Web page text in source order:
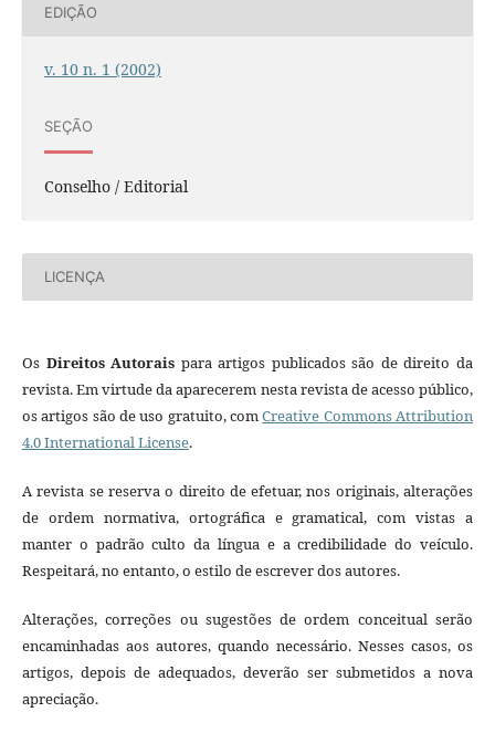
EDIÇÃO
v. 10 n. 1 (2002)
SEÇÃO
Conselho / Editorial
LICENÇA
Os Direitos Autorais para artigos publicados são de direito da
revista. Em virtude da aparecerem nesta revista de acesso público,
os artigos são de uso gratuito, comCreative Commons Attribution
4.0 International License.
A revista se reserva o direito de efetuar, nos originais, alterações
de ordem normativa, ortográfica e gramatical, com vistas a
manter o padrão culto da língua e a credibilidade do veículo.
Respeitará, no entanto, o estilo de escrever dos autores.
Alterações, correções ou sugestões de ordem conceitual serão
encaminhadas aos autores, quando necessário. Nesses casos, os
artigos, depois de adequados, deverão ser submetidos a nova
apreciação.